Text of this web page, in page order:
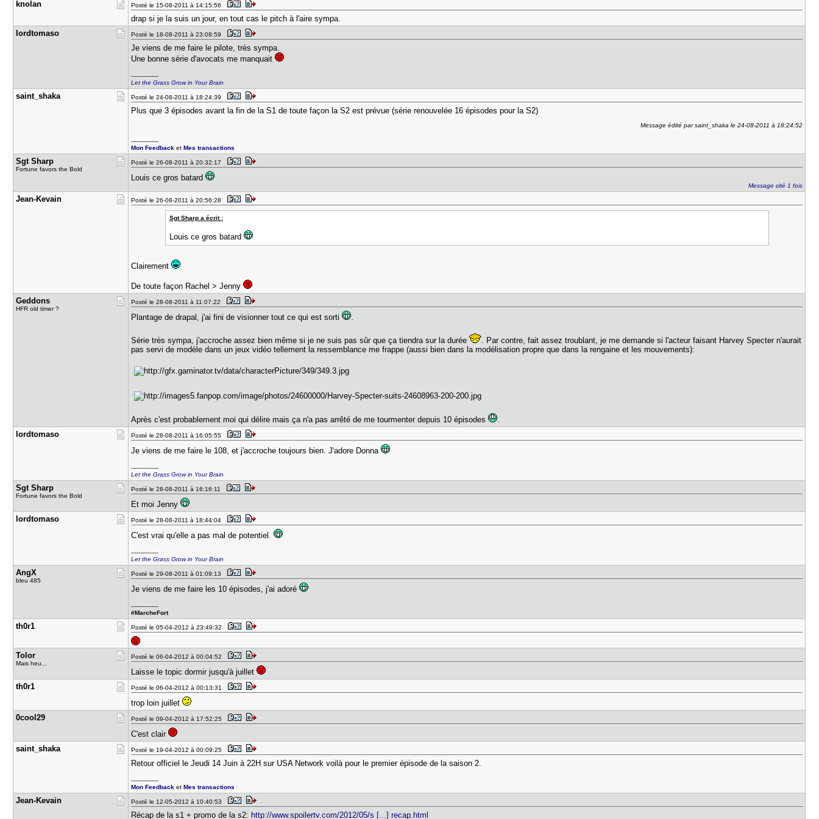
knolan Posté le 15-08-2011 à 14:15:56
drap si je la suis un jour, en tout cas le pitch à l'aire sympa.
lordtomaso
Posté le 18-08-2011 à 23:08:59
Je viens de me faire le pilote, très sympa.
Une bonne série d'avocats me manquait
---------------
Let the Grass Grow in Your Brain
saint_shak​a Posté le 24-08-2011 à 18:24:39
Plus que 3 épisodes avant la fin de la S1 de toute façon la S2 est prévue (série renouvelée 16 épisodes pour la S2)
Message édité par saint_shaka le 24-08-2011 à 18:24:52
---------------
Mon Feedback etMes transactions
Sgt Sharp
Fortune favors the Bold
Posté le 26-08-2011 à 20:32:17
Louis ce gros batard
Message cité 1 fois
Jean-Kevai​n Posté le 26-08-2011 à 20:56:28
Sgt Sharp a écrit :
Louis ce gros batard
Clairement
De toute façon Rachel > Jenny
Geddons
HFR old timer ?
Posté le 28-08-2011 à 11:07:22
Plantage de drapal, j'ai fini de visionner tout ce qui est sorti .
Série très sympa, j'accroche assez bien même si je ne suis pas sûr que ça tiendra sur la durée
. Par contre, fait assez troublant, je me demande si l'acteur faisant Harvey Specter n'aurait
pas servi de modèle dans un jeux vidéo tellement la ressemblance me frappe (aussi bien dans la modélisation propre que dans la rengaine et les mouvements):
Après c'est probablement moi qui délire mais ça n'a pas arrêté de me tourmenter depuis 10 épisodes
.
lordtomaso
Posté le 28-08-2011 à 16:05:55
Je viens de me faire le 108, et j'accroche toujours bien. J'adore Donna
---------------
Let the Grass Grow in Your Brain
Sgt Sharp
Fortune favors the Bold
Posté le 28-08-2011 à 16:16:11
Et moi Jenny
lordtomaso
Posté le 28-08-2011 à 18:44:04
C'est vrai qu'elle a pas mal de potentiel.
---------------
Let the Grass Grow in Your Brain
AngX
bleu 485
Posté le 29-08-2011 à 01:09:13
Je viens de me faire les 10 épisodes, j'ai adoré
---------------
#MarcheFort
th0r1 Posté le 05-04-2012 à 23:49:32
Tolor
Mais heu...
Posté le 06-04-2012 à 00:04:52
Laisse le topic dormir jusqu'à juillet
th0r1
Posté le 06-04-2012 à 00:13:31
trop loin juillet
0cool29
Posté le 09-04-2012 à 17:52:25
C'est clair
saint_shak​a
Posté le 19-04-2012 à 00:09:25
Retour officiel le Jeudi 14 Juin à 22H sur USA Network voilà pour le premier épisode de la saison 2.
---------------
Mon Feedback etMes transactions
Jean-Kevai​n Posté le 12-05-2012 à 10:40:53
Récap de la s1 + promo de la s2: http://www.spoilertv.com/2012/05/s [...] recap.html